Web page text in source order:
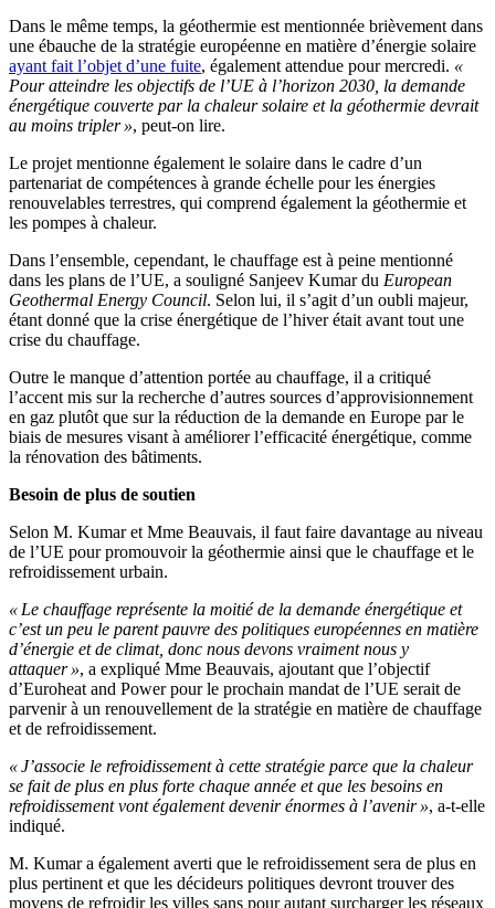
Dans le même temps, la géothermie est mentionnée brièvement dans
une ébauche de la stratégie européenne en matière d’énergie solaire
ayant fait l’objet d’une fuite, également attendue pour mercredi. «
Pour atteindre les objectifs de l’UE à l’horizon 2030, la demande
énergétique couverte par la chaleur solaire et la géothermie devrait
au moins tripler », peut-on lire.
Le projet mentionne également le solaire dans le cadre d’un
partenariat de compétences à grande échelle pour les énergies
renouvelables terrestres, qui comprend également la géothermie et
les pompes à chaleur.
Dans l’ensemble, cependant, le chauffage est à peine mentionné
dans les plans de l’UE, a souligné Sanjeev Kumar du European
Geothermal Energy Council. Selon lui, il s’agit d’un oubli majeur,
étant donné que la crise énergétique de l’hiver était avant tout une
crise du chauffage.
Outre le manque d’attention portée au chauffage, il a critiqué
l’accent mis sur la recherche d’autres sources d’approvisionnement
en gaz plutôt que sur la réduction de la demande en Europe par le
biais de mesures visant à améliorer l’efficacité énergétique, comme
la rénovation des bâtiments.
Besoin de plus de soutien
Selon M. Kumar et Mme Beauvais, il faut faire davantage au niveau
de l’UE pour promouvoir la géothermie ainsi que le chauffage et le
refroidissement urbain.
« Le chauffage représente la moitié de la demande énergétique et
c’est un peu le parent pauvre des politiques européennes en matière
d’énergie et de climat, donc nous devons vraiment nous y
attaquer », a expliqué Mme Beauvais, ajoutant que l’objectif
d’Euroheat and Power pour le prochain mandat de l’UE serait de
parvenir à un renouvellement de la stratégie en matière de chauffage
et de refroidissement.
« J’associe le refroidissement à cette stratégie parce que la chaleur
se fait de plus en plus forte chaque année et que les besoins en
refroidissement vont également devenir énormes à l’avenir », a-t-elle
indiqué.
M. Kumar a également averti que le refroidissement sera de plus en
plus pertinent et que les décideurs politiques devront trouver des
moyens de refroidir les villes sans pour autant surcharger les réseaux